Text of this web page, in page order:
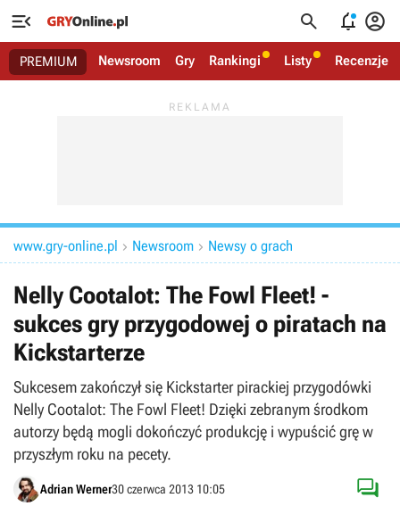
   
PREMIUM Newsroom Gry Rankingi Listy Recenzje
www.gry-online.pl  Newsroom  Newsy o grach
Nelly Cootalot: The Fowl Fleet! -
sukces gry przygodowej o piratach na
Kickstarterze
Sukcesem zakończył się Kickstarter pirackiej przygodówki
Nelly Cootalot: The Fowl Fleet! Dzięki zebranym środkom
autorzy będą mogli dokończyć produkcję i wypuścić grę w
przyszłym roku na pecety.
Adrian Werner30 czerwca 2013 10:05 